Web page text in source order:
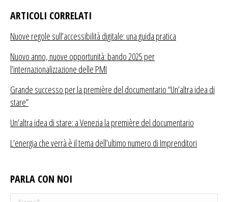
ARTICOLI CORRELATI
Nuove regole sull’accessibilità digitale: una guida pratica
Nuovo anno, nuove opportunità: bando 2025 per
l’internazionalizzazione delle PMI
Grande successo per la première del documentario “Un’altra idea di
stare”
Un’altra idea di stare: a Venezia la première del documentario
L’energia che verrà è il tema dell’ultimo numero di Imprenditori
PARLA CON NOI